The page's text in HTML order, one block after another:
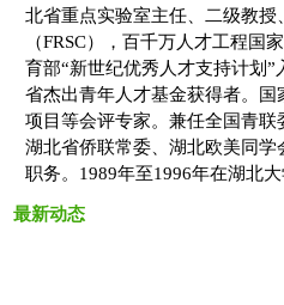
北省重点实验室主任、二级教
（FRSC），百千万人才工程国
育部“新世纪优秀人才支持计划
省杰出青年人才基金获得者。
项目等会评专家。兼任全国青
湖北省侨联常委、湖北欧美同
职务。1989年至1996年在湖北
最新动态